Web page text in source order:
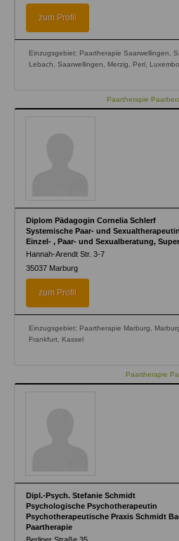
zum Profil
Einzugsgebiet: Paartherapie Saarwellingen,
Lebach, Saarwellingen, Merzig, Perl,
Paartherapie
Diplom Pädagogin Cornelia Schlerf
Systemische Paar- und Sexualtherapeutin
Einzel- , Paar- und Sexualberatung,
Hannah-Arendt Str. 3-7
35037 Marburg
zum Profil
Einzugsgebiet: Paartherapie Marburg,
Frankfurt, Kassel
Paartherapie
Dipl.-Psych. Stefanie Schmidt
Psychologische Psychotherapeutin
Psychotherapeutische Praxis Schmidt
Paartherapie